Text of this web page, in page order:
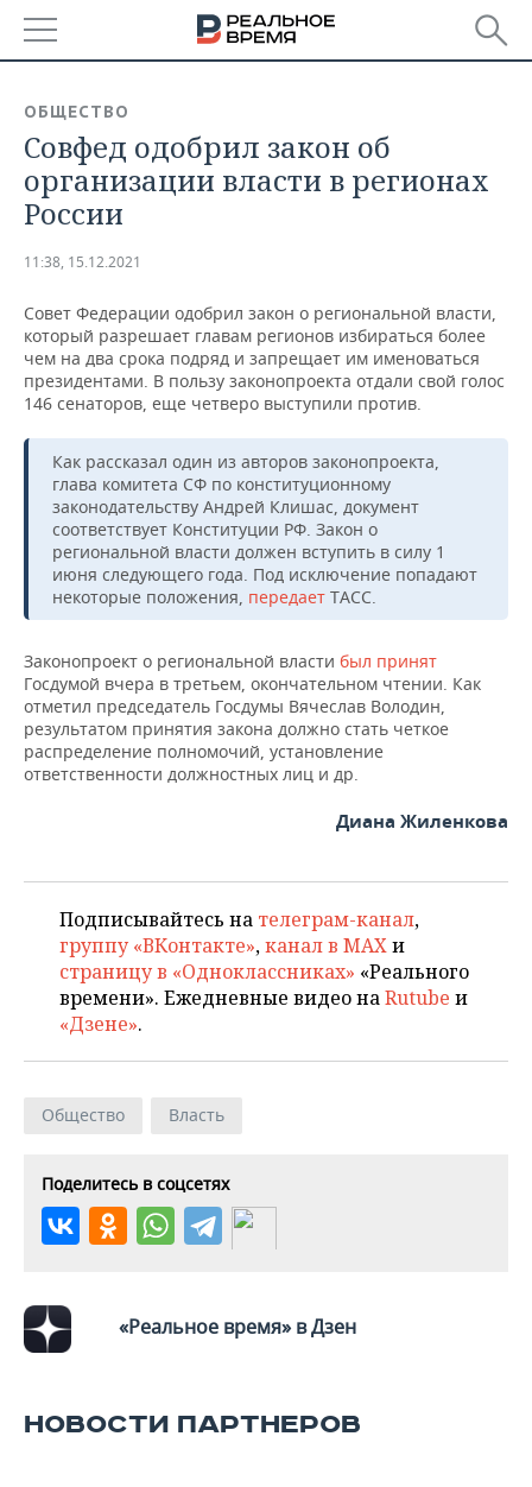
БАШКОРТОСТАН
ТАТАРСТАН
НОВОСТИ
АНАЛИТИКА
ДЕКЛАРАЦИИ О ДОХОДАХ
КОРОЛИ ГОСЗАКАЗА ПФО
ВУЗЫ ТАТАРСТАНА
КОМУ ПРИНАДЛЕЖАТ
ТОРГОВЫЕ ЦЕНТРЫ
ТАТАРСТАНА
НОВОСТИ ЭКОНОМИКИ
ФИНАНСЫ
БАНКИ
БЮДЖЕТ
ИНВЕСТИЦИИ
ПРОМЫШЛЕННОСТЬ
НОВОСТИ
ПРОМЫШЛЕННОСТИ
МАШИНОСТРОЕНИЕ
НЕФТЕХИМИЯ
НЕФТЬ
ЭНЕРГЕТИКА
НЕДВИЖИМОСТЬ
НОВОСТИ НЕДВИЖИМОСТИ
АВТО
НОВОСТИ АВТО
БИЗНЕС
НОВОСТИ БИЗНЕСА
РОЗНИЧНАЯ ТОРГОВЛЯ
УСЛУГИ
ТЕХНОЛОГИИ
НОВОСТИ ТЕХНОЛОГИЙ
МЕДИА
ТЕЛЕКОММУНИКАЦИИ
МЕРОПРИЯТИЯ
ВЫЕЗДНАЯ РЕДАКЦИЯ
БИЗНЕС-БРАНЧИ
НОВОСТИ СПОРТА
ФУТБОЛ
КИБЕРСПОРТ
ФИГУРНОЕ КАТАНИЕ
ВОДНЫЕ ВИДЫ СПОРТА
ХОККЕЙ С МЯЧОМ
ОБЩЕСТВО
НОВОСТИ ОБЩЕСТВА
КУЛЬТУРА
МЕДИЦИНА
ОБРАЗОВАНИЕ
ПРОИСШЕСТВИЯ
ФОТОГАЛЕРЕЯ
СПИСОК КОМПАНИЙ
ОБЩЕСТВО
Совфед одобрил закон об
организации власти в регионах
России
11:38, 15.12.2021
Совет Федерации одобрил закон о региональной власти,
который разрешает главам регионов избираться более
чем на два срока подряд и запрещает им именоваться
президентами. В пользу законопроекта отдали свой голос
146 сенаторов, еще четверо выступили против.
Как рассказал один из авторов законопроекта,
глава комитета СФ по конституционному
законодательству Андрей Клишас, документ
соответствует Конституции РФ. Закон о
региональной власти должен вступить в силу 1
июня следующего года. Под исключение попадают
некоторые положения, передает ТАСС.
Законопроект о региональной власти был принят
Госдумой вчера в третьем, окончательном чтении. Как
отметил председатель Госдумы Вячеслав Володин,
результатом принятия закона должно стать четкое
распределение полномочий, установление
ответственности должностных лиц и др.
Диана Жиленкова
Подписывайтесь на телеграм-канал,
группу «ВКонтакте»,канал в MAXи
страницу в «Одноклассниках» «Реального
времени». Ежедневные видео наRutube и
«Дзене».
Общество Власть
Поделитесь в соцсетях
«Реальное время» в Дзен
НОВОСТИ ПАРТНЕРОВ